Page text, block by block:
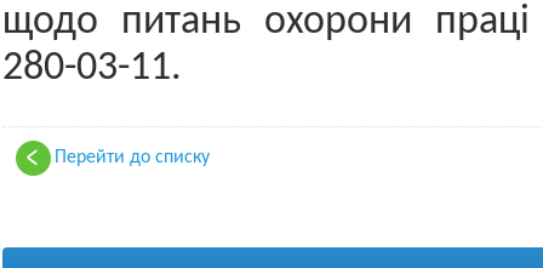
щодо питань охорони
280-03-11.
Перейти до списку